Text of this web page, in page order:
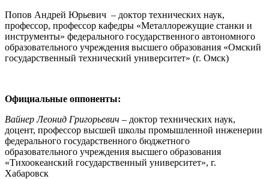
Попов Андрей Юрьевич – доктор технических наук,
профессор, профессор кафедры «Металлорежущие станки и
инструменты» федерального государственного автономного
образовательного учреждения высшего образования «Омский
государственный технический университет» (г. Омск)
Официальные оппоненты:
Вайнер Леонид Григорьевич – доктор технических наук,
доцент, профессор высшей школы промышленной инженерии
федерального государственного бюджетного
образовательного учреждения высшего образования
«Тихоокеанский государственный университет», г.
Хабаровск